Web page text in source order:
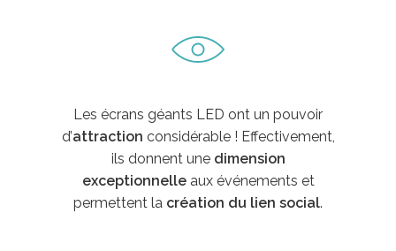
Les écrans géants LED ont un pouvoir
d’attraction considérable ! Effectivement,
ils donnent une dimension
exceptionnelleaux événements et
permettent la création du lien social.